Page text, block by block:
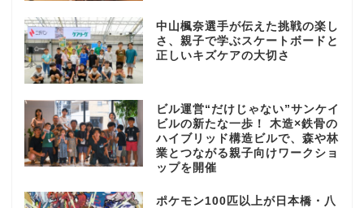
中山楓奈選手が伝えた挑戦の楽し
さ、親子で学ぶスケートボードと
正しいキズケアの大切さ
ビル運営“だけじゃない”サンケイ
ビルの新たな一歩！ 木造×鉄骨の
ハイブリッド構造ビルで、森や林
業とつながる親子向けワークショ
ップを開催
ポケモン100匹以上が日本橋・八